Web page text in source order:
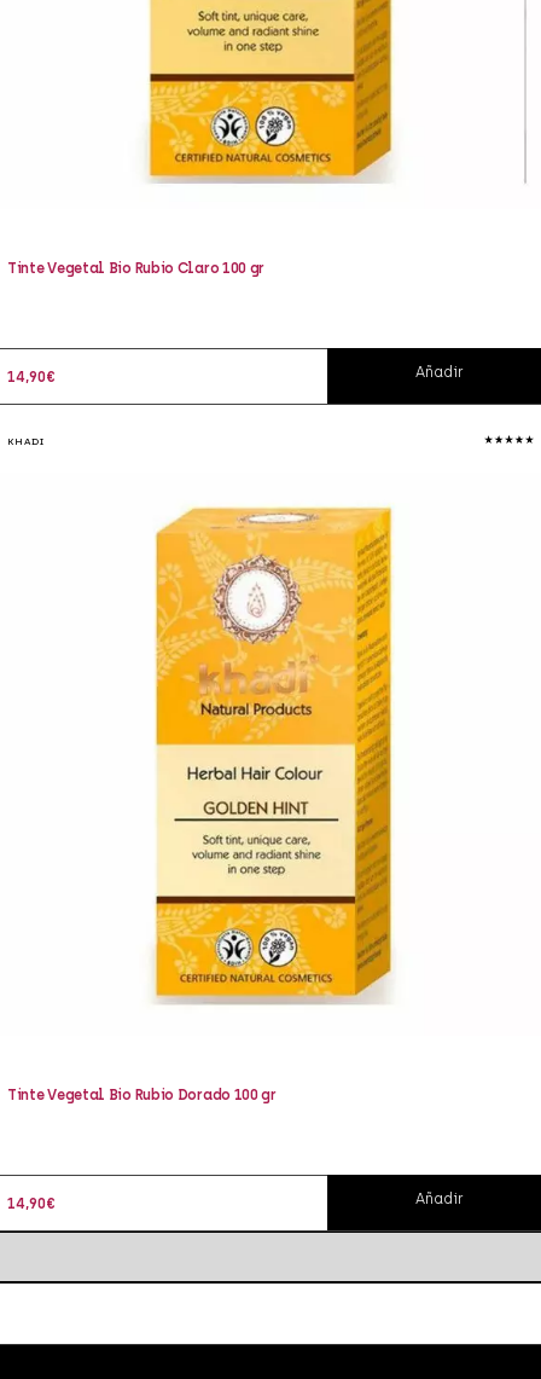
Tinte Vegetal Bio Rubio Claro 100 gr
14,90€ Añadir
KHADI
Tinte Vegetal Bio Rubio Dorado 100 gr
14,90€ Añadir